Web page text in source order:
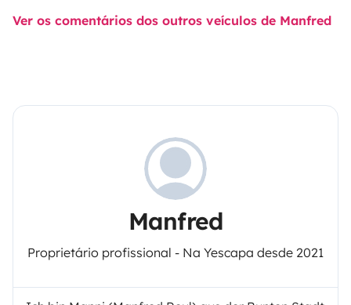
Ver os comentários dos outros veículos de Manfred
Manfred
Proprietário profissional - Na Yescapa desde 2021